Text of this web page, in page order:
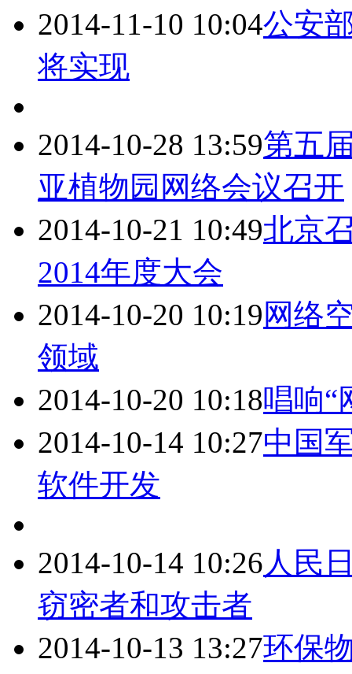
2014-11-10 10:04公安
将实现
2014-10-28 13:59第五
亚植物园 网络会议召开
2014-10-21 10:49北京
2014年度大会
2014-10-20 10:19网络
领域
2014-10-20 10:18唱响“
2014-10-14 10:27中国
软件开发
2014-10-14 10:26人民
窃密者和攻击者
2014-10-13 13:27环保